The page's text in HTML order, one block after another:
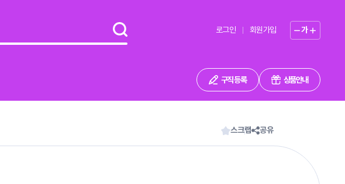
로그인 회원가입 가
구직 등록 상품안내
스크랩 공유